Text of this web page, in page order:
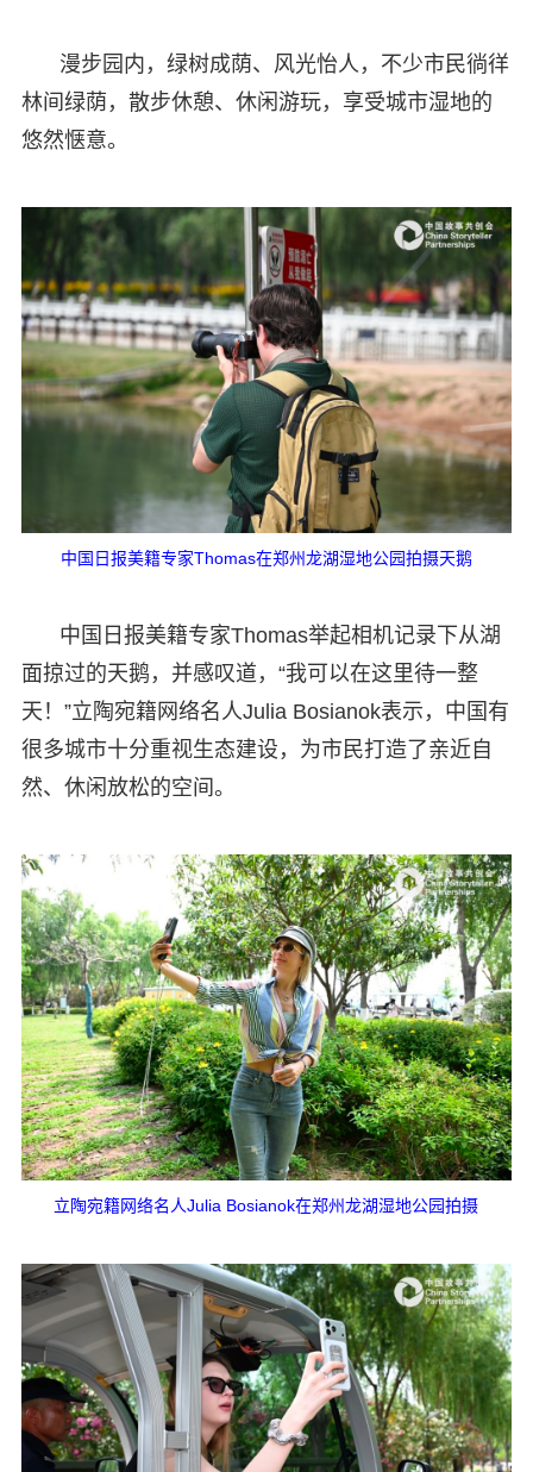
漫步园内，绿树成荫、风光怡人，不少市民徜徉
林间绿荫，散步休憩、休闲游玩，享受城市湿地的
悠然惬意。
中国日报美籍专家Thomas在郑州龙湖湿地公园拍摄天鹅
中国日报美籍专家Thomas举起相机记录下从湖
面掠过的天鹅，并感叹道，“我可以在这里待一整
天！”立陶宛籍网络名人Julia Bosianok表示，中国有
很多城市十分重视生态建设，为市民打造了亲近自
然、休闲放松的空间。
立陶宛籍网络名人Julia Bosianok在郑州龙湖湿地公园拍摄